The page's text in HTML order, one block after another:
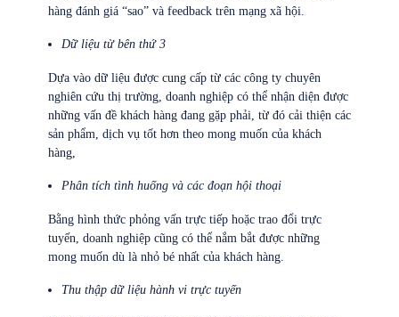
hàng đánh giá “sao” và feedback trên mạng xã hội.
Dữ liệu từ bên thứ 3
Dựa vào dữ liệu được cung cấp từ các công ty chuyên
nghiên cứu thị trường, doanh nghiệp có thể nhận diện được
những vấn đề khách hàng đang gặp phải, từ đó cải thiện các
sản phẩm, dịch vụ tốt hơn theo mong muốn của khách
hàng,
Phân tích tình huống và các đoạn hội thoại
Bằng hình thức phỏng vấn trực tiếp hoặc trao đổi trực
tuyến, doanh nghiệp cũng có thể nắm bắt được những
mong muốn dù là nhỏ bé nhất của khách hàng.
Thu thập dữ liệu hành vi trực tuyến